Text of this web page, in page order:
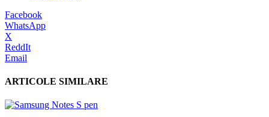
Facebook
WhatsApp
X
ReddIt
Email
ARTICOLE SIMILARE